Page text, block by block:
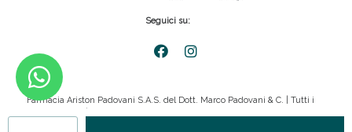
Seguici su:
Farmacia Ariston Padovani S.A.S. del Dott. Marco Padovani & C. | Tutti i